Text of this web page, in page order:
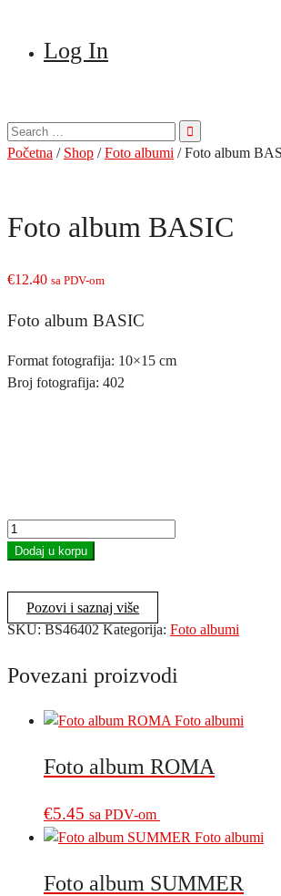
Log In
Pretraga
za:
Početna / Shop /Foto albumi / Foto album
Foto album BASIC
€12.40 sa PDV-om
Foto album BASIC
Format fotografija: 10×15 cm
Broj fotografija: 402
Foto
album
količina
Dodaj u korpu
Pozovi i saznaj više
SKU: BS46402 Kategorija: Foto albumi
Povezani proizvodi
Foto album ROMA
€5.45 sa PDV-om
Foto album SUMMER